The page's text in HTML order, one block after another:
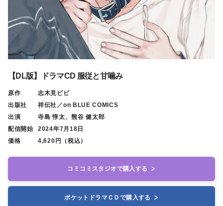
【DL版】ドラマCD 服従と甘噛み
原作
志木見ビビ
出版社
祥伝社／on BLUE COMICS
出演
寺島 惇太、熊谷 健太郎
配信開始
2024年7月18日
価格
4,620円（税込）
コミコミスタジオで購入する
ポケットドラマＣＤで購入する